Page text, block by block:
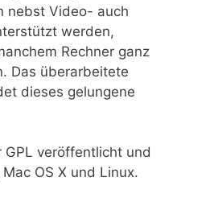
nebst Video- auch
werden,
Rechner ganz
Das überarbeitete
dieses gelungene
veröffentlicht und
OS X und Linux.